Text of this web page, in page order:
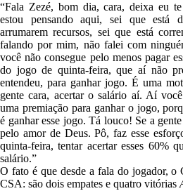
“Fala Zezé, bom dia, cara, deixa eu
estou pensando aqui, sei que está
arrumarem recursos, sei que está
falando por mim, não falei com
você não consegue pelo menos pagar
do jogo de quinta-feira, que aí não
entendeu, para ganhar jogo. É uma
gente cara, acertar o salário aí. Aí
uma premiação para ganhar o jogo,
é ganhar esse jogo. Tá louco! Se a
pelo amor de Deus. Pô, faz esse
quinta-feira, tentar acertar esses 60%
salário.”
O fato é que desde a fala do jogador, o
CSA: são dois empates e quatro vitórias